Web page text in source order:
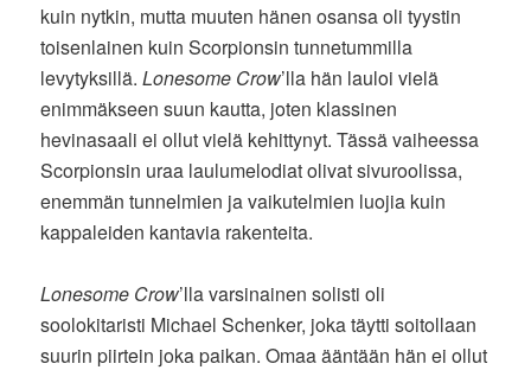
kuin nytkin, mutta muuten hänen osansa oli tyystin
toisenlainen kuin Scorpionsin tunnetummilla
levytyksillä.Lonesome Crow’lla hän lauloi vielä
enimmäkseen suun kautta, joten klassinen
hevinasaali ei ollut vielä kehittynyt. Tässä vaiheessa
Scorpionsin uraa laulumelodiat olivat sivuroolissa,
enemmän tunnelmien ja vaikutelmien luojia kuin
kappaleiden kantavia rakenteita.
Lonesome Crow’lla varsinainen solisti oli
soolokitaristi Michael Schenker, joka täytti soitollaan
suurin piirtein joka paikan. Omaa ääntään hän ei ollut